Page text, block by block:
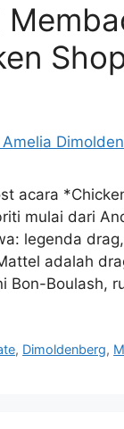
acara
mulai dari
legenda
adalah
Bon-Boulash,
, Dimoldenberg,